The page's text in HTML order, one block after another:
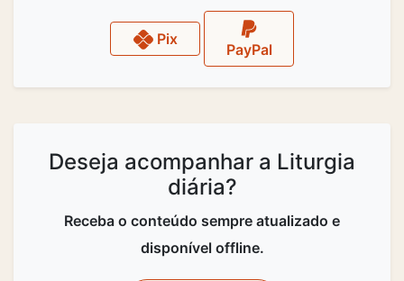
Pix
PayPal
Deseja acompanhar a Liturgia
diária?
Receba o conteúdo sempre atualizado e
disponível offline.